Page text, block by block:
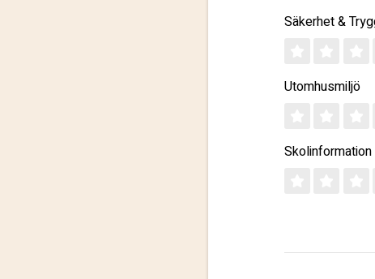
Säkerhet &
Utomhusmiljö
Skolinformation